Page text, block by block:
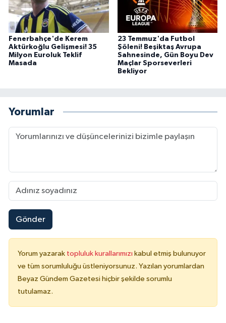
Fenerbahçe'de Kerem
Aktürkoğlu Gelişmesi! 35
Milyon Euroluk Teklif
Masada
23 Temmuz'da Futbol
Şöleni! Beşiktaş Avrupa
Sahnesinde, Gün Boyu Dev
Maçlar Sporseverleri
Bekliyor
Yorumlar
Gönder
Yorum yazarak topluluk kurallarımızı kabul etmiş bulunuyor
ve tüm sorumluluğu üstleniyorsunuz. Yazılan yorumlardan
Beyaz Gündem Gazetesi hiçbir şekilde sorumlu
tutulamaz.